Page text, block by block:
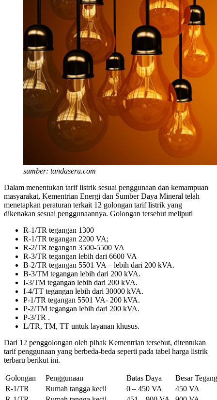
sumber: tandaseru.com
Dalam menentukan tarif listrik sesuai penggunaan dan kemampuan
masyarakat, Kementrian Energi dan Sumber Daya Mineral telah
menetapkan peraturan terkait 12 golongan tarif listrik yang
dikenakan sesuai penggunaannya. Golongan tersebut meliputi
R-1/TR tegangan 1300
R-1/TR tegangan 2200 VA;
R-2/TR tegangan 3500-5500 VA
R-3/TR tegangan lebih dari 6600 VA
B-2/TR tegangan 5501 VA – lebih dari 200 kVA.
B-3/TM tegangan lebih dari 200 kVA.
I-3/TM tegangan lebih dari 200 kVA.
I-4/TT tegangan lebih dari 30000 kVA.
P-1/TR tegangan 5501 VA- 200 kVA.
P-2/TM tegangan lebih dari 200 kVA.
P-3/TR .
L/TR, TM, TT untuk layanan khusus.
Dari 12 penggolongan oleh pihak Kementrian tersebut, ditentukan
tarif penggunaan yang berbeda-beda seperti pada tabel harga listrik
terbaru berikut ini.
Golongan Penggunaan Batas Daya
Besar
R-1/TR
Rumah tangga kecil 0 – 450 VA
450 VA